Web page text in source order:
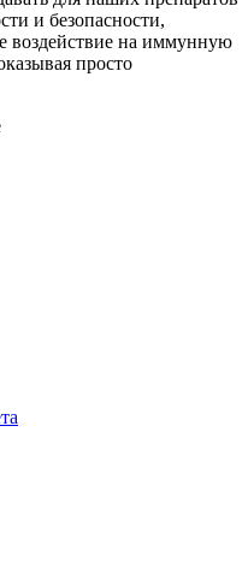
и безопасности,
воздействие на иммунную
просто